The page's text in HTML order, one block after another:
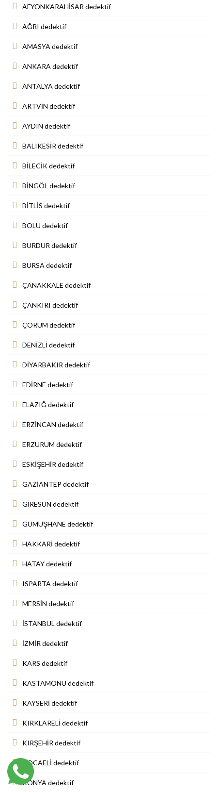
AFYONKARAHİSAR dedektif
AĞRI dedektif
AMASYA dedektif
ANKARA dedektif
ANTALYA dedektif
ARTVİN dedektif
AYDIN dedektif
BALIKESİR dedektif
BİLECİK dedektif
BİNGÖL dedektif
BİTLİS dedektif
BOLU dedektif
BURDUR dedektif
BURSA dedektif
ÇANAKKALE dedektif
ÇANKIRI dedektif
ÇORUM dedektif
DENİZLİ dedektif
DİYARBAKIR dedektif
EDİRNE dedektif
ELAZIĞ dedektif
ERZİNCAN dedektif
ERZURUM dedektif
ESKİŞEHİR dedektif
GAZİANTEP dedektif
GİRESUN dedektif
GÜMÜŞHANE dedektif
HAKKARİ dedektif
HATAY dedektif
ISPARTA dedektif
MERSİN dedektif
İSTANBUL dedektif
İZMİR dedektif
KARS dedektif
KASTAMONU dedektif
KAYSERİ dedektif
KIRKLARELİ dedektif
KIRŞEHİR dedektif
KOCAELİ dedektif
KONYA dedektif